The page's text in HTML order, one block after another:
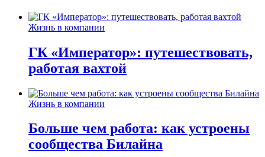
Жизнь в компании
ГК «Император»: путешествовать,
работая вахтой
Жизнь в компании
Больше чем работа: как устроены
сообщества Билайна